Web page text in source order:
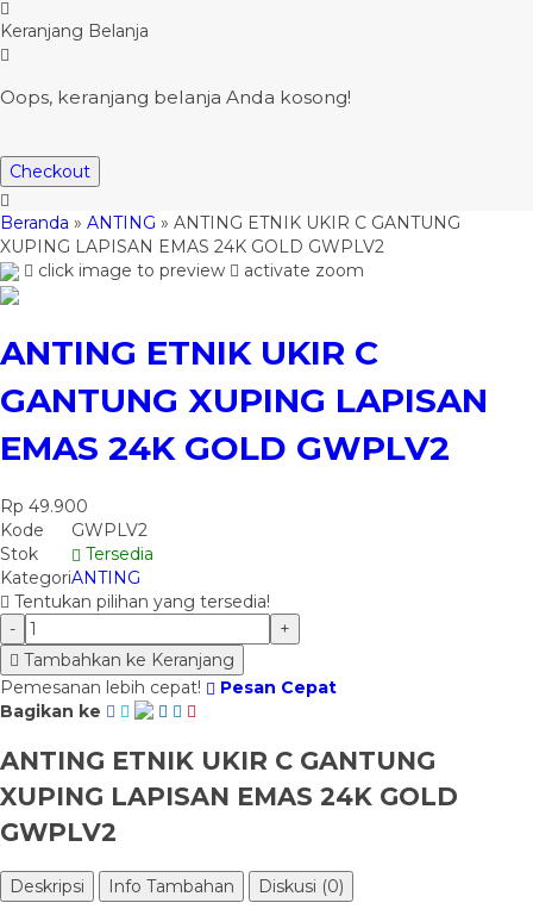
Keranjang Belanja
Oops, keranjang belanja Anda kosong!
Checkout
Beranda » ANTING » ANTING ETNIK UKIR C GANTUNG
XUPING LAPISAN EMAS 24K GOLD GWPLV2
click image to preview
activate zoom
ANTING ETNIK UKIR C
GANTUNG XUPING LAPISAN
EMAS 24K GOLD GWPLV2
Rp 49.900
Kode
GWPLV2
Stok
Tersedia
KategoriANTING
Tentukan pilihan yang tersedia!
-
+
Tambahkan ke Keranjang
Pemesanan lebih cepat!
Pesan Cepat
Bagikan ke
ANTING ETNIK UKIR C GANTUNG
XUPING LAPISAN EMAS 24K GOLD
GWPLV2
Deskripsi Info Tambahan Diskusi (0)